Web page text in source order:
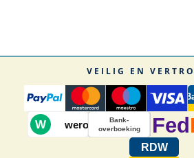
VEILIG EN
W wero
Bank-
overboeking
Fed
RDW